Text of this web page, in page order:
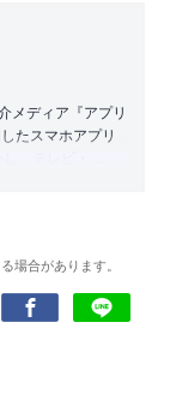
メディア『アプリ
たスマホアプリ
、テレビ・
マホライフが変
場合があります。